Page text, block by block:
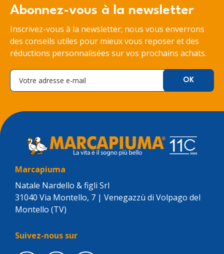
Abonnez-vous à la newsletter
Inscrivez-vous à la newsletter; nous vous enverrons
des conseils utiles pour mieux vous reposer et des
réductions personnalisées sur vos prochains achats.
Marcapiuma
Natale Nardello & figli Srl
31040 Via Montello, 7 | Venegazzù di Volpago del
Montello (TV)
Suivez-nous sur